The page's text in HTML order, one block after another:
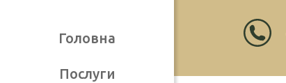
Головна
Послуги